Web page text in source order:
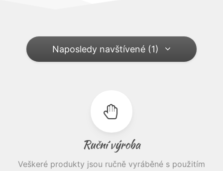
Naposledy navštívené (1)
Ruční výroba
Veškeré produkty jsou ručně vyráběné s použitím